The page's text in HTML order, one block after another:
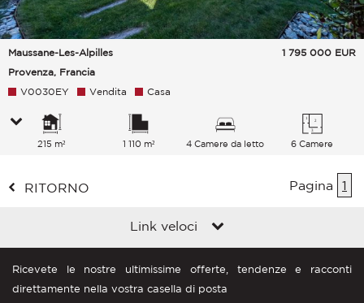
Maussane-Les-Alpilles
Provenza, Francia
1 795 000 EUR
V0030EY Vendita Casa
215 m² 1 110 m² 4 Camere da letto 6 Camere
RITORNO Pagina 1
Link veloci
Ricevete le nostre ultimissime offerte, tendenze e racconti
direttamente nella vostra casella di posta